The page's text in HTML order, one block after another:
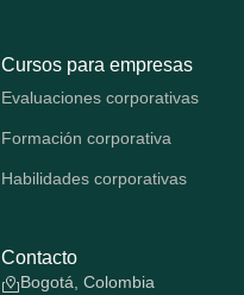
Cursos para empresas
Evaluaciones corporativas
Formación corporativa
Habilidades corporativas
Contacto
Bogotá, Colombia